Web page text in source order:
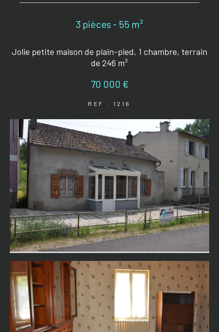
3 pièces - 55 m²
Jolie petite maison de plain-pied, 1 chambre, terrain
de 246 m²
70 000 €
REF : 1216